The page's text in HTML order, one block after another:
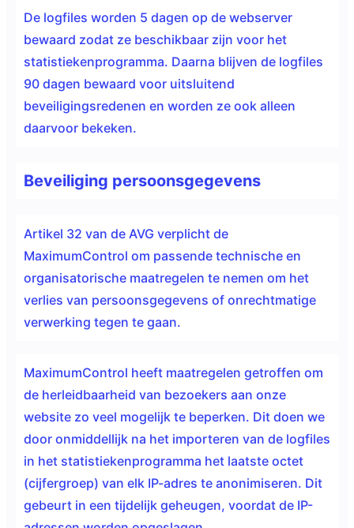
De logfiles worden 5 dagen op de webserver
bewaard zodat ze beschikbaar zijn voor het
statistiekenprogramma. Daarna blijven de logfiles
90 dagen bewaard voor uitsluitend
beveiligingsredenen en worden ze ook alleen
daarvoor bekeken.
Beveiliging persoonsgegevens
Artikel 32 van de AVG verplicht de
MaximumControl om passende technische en
organisatorische maatregelen te nemen om het
verlies van persoonsgegevens of onrechtmatige
verwerking tegen te gaan.
MaximumControl heeft maatregelen getroffen om
de herleidbaarheid van bezoekers aan onze
website zo veel mogelijk te beperken. Dit doen we
door onmiddellijk na het importeren van de logfiles
in het statistiekenprogramma het laatste octet
(cijfergroep) van elk IP-adres te anonimiseren. Dit
gebeurt in een tijdelijk geheugen, voordat de IP-